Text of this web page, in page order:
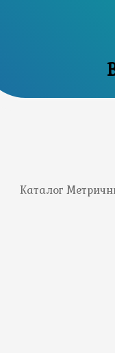
Каталог